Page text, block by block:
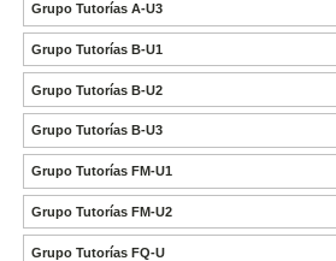
Grupo Tutorías A-U3
Grupo Tutorías B-U1
Grupo Tutorías B-U2
Grupo Tutorías B-U3
Grupo Tutorías FM-U1
Grupo Tutorías FM-U2
Grupo Tutorías FQ-U